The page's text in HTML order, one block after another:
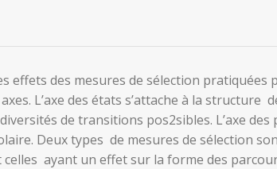
effets des mesures de sélection pratiquées
L’axe des états s’attache à la structure
de transitions pos2sibles. L’axe
Deux types de mesures de sélection
ayant un effet sur la forme des